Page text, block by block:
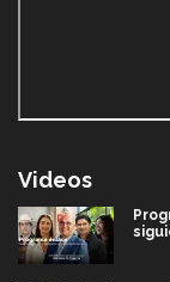
Videos